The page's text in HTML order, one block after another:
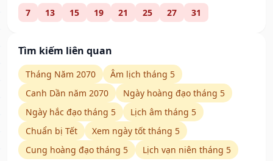
7 13 15 19 21 25 27 31
Tìm kiếm liên quan
Tháng Năm 2070
Âm lịch tháng 5
Canh Dần năm 2070
Ngày hoàng đạo tháng 5
Ngày hắc đạo tháng 5
Lịch âm tháng 5
Chuẩn bị Tết
Xem ngày tốt tháng 5
Cung hoàng đạo tháng 5
Lịch vạn niên tháng 5